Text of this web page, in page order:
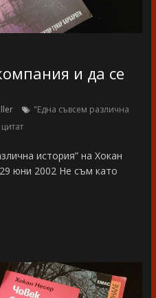
и да се
"Една съвсем различна
цитат
история” на Хокан
юни 2002 Не съм като